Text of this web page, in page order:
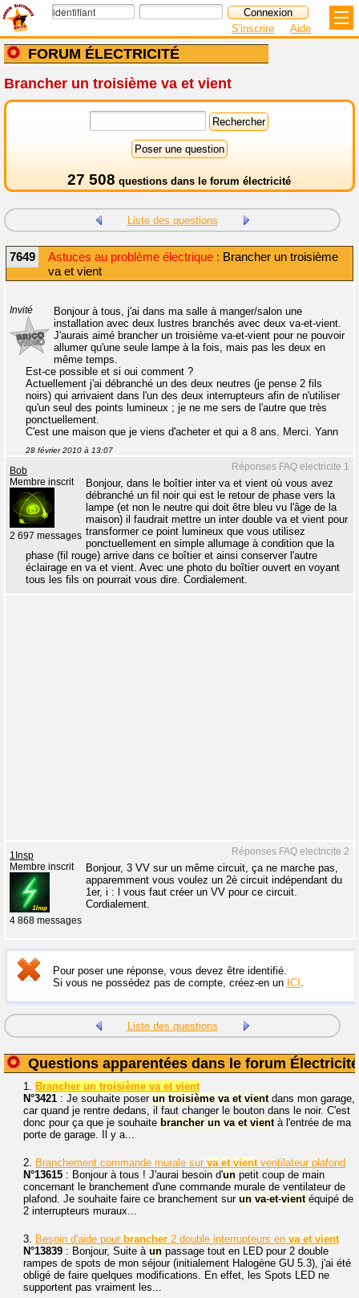
FORUM ÉLECTRICITÉ
S'inscrire Aide
Brancher un troisième va et vient
27 508 questions dans le forum électricité
Liste des questions
7649 Astuces au problème électrique : Brancher un troisième
va et vient
Invité
Bonjour à tous, j'ai dans ma salle à manger/salon une
installation avec deux lustres branchés avec deux va-et-vient.
J'aurais aimé brancher un troisième va-et-vient pour ne pouvoir
allumer qu'une seule lampe à la fois, mais pas les deux en
même temps.
Est-ce possible et si oui comment ?
Actuellement j'ai débranché un des deux neutres (je pense 2 fils
noirs) qui arrivaient dans l'un des deux interrupteurs afin de n'utiliser
qu'un seul des points lumineux ; je ne me sers de l'autre que très
ponctuellement.
C'est une maison que je viens d'acheter et qui a 8 ans. Merci. Yann
28 février 2010 à 13:07
Réponses FAQ electricite 1
Bob
Membre inscrit
2 697 messages
Bonjour, dans le boîtier inter va et vient où vous avez
débranché un fil noir qui est le retour de phase vers la
lampe (et non le neutre qui doit être bleu vu l'âge de la
maison) il faudrait mettre un inter double va et vient pour
transformer ce point lumineux que vous utilisez
ponctuellement en simple allumage à condition que la
phase (fil rouge) arrive dans ce boîtier et ainsi conserver l'autre
éclairage en va et vient. Avec une photo du boîtier ouvert en voyant
tous les fils on pourrait vous dire. Cordialement.
Réponses FAQ electricite 2
1Insp
Membre inscrit
4 868 messages
Bonjour, 3 VV sur un même circuit, ça ne marche pas,
apparemment vous voulez un 2è circuit indépendant du
1er, i : l vous faut créer un VV pour ce circuit.
Cordialement.
Pour poser une réponse, vous devez être identifié.
Si vous ne possédez pas de compte, créez-en un ICI .
Liste des questions
Questions apparentées dans le forum Électricité
1. Brancher un troisième va et vient
N°3421 : Je souhaite poser un troisième va et vientdans mon garage,
car quand je rentre dedans, il faut changer le bouton dans le noir. C'est
donc pour ça que je souhaite brancher un va et vientà l'entrée de ma
porte de garage. Il y a...
2. Branchement commande murale sur va et vientventilateur plafond
N°13615 : Bonjour à tous ! J'aurai besoin d'un petit coup de main
concernant le branchement d'une commande murale de ventilateur de
plafond. Je souhaite faire ce branchement sur un va-et-vientéquipé de
2 interrupteurs muraux...
3. Besoin d'aide pour brancher 2 double interrupteurs en va et vient
N°13839 : Bonjour, Suite à un passage tout en LED pour 2 double
rampes de spots de mon séjour (initialement Halogène GU 5.3), j'ai été
obligé de faire quelques modifications. En effet, les Spots LED ne
supportent pas vraiment les...